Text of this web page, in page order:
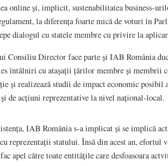
online și, implicit, sustenabilitatea business-
la diferența foarte mică de voturi în
dialogul cu statele membre cu privire la
Consiliu Director face parte și IAB România
întâlniri cu atașații țărilor membre și membrii
și realizează studii de impact economic posibil
de acțiuni reprezentative la nivel național-local.
IAB România s-a implicat și se implică
reprezentații statului. Însă din acest an, efortul
apel către toate entitățile care desfoasoara